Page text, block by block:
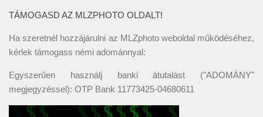
TÁMOGASD AZ MLZPHOTO OLDALT!
Ha szeretnél hozzájárulni az MLZphoto weboldal működéséhez,
kérlek támogass némi adománnyal:
Egyszerűen használj banki átutalást ("ADOMÁNY"
megjegyzéssel): OTP Bank 11773425-04680611